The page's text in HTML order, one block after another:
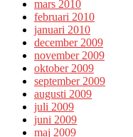
mars 2010
februari 2010
januari 2010
december 2009
november 2009
oktober 2009
september 2009
augusti 2009
juli 2009
juni 2009
maj 2009